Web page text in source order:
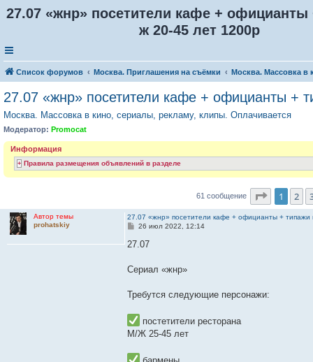
27.07 «жнр» посетители кафе +
ж 20-45 лет 1200р
Список форумов Москва. Приглашения на съёмки Москва. Массовка в
27.07 «жнр» посетители кафе + официанты +
Москва. Массовка в кино, сериалы, рекламу, клипы. Оплачивается
Модератор: Promocat
Информация
Правила размещения объявлений в разделе
61 сообщение 1 2
Автор темы
prohatskiy
27.07 «жнр» посетители кафе + официанты +
С
о
е
н
е
26 июл 2022, 12:14
27.07
Сериал «жнр»
Требутся следующие персонажи:
постетители ресторана
М/Ж 25-45 лет